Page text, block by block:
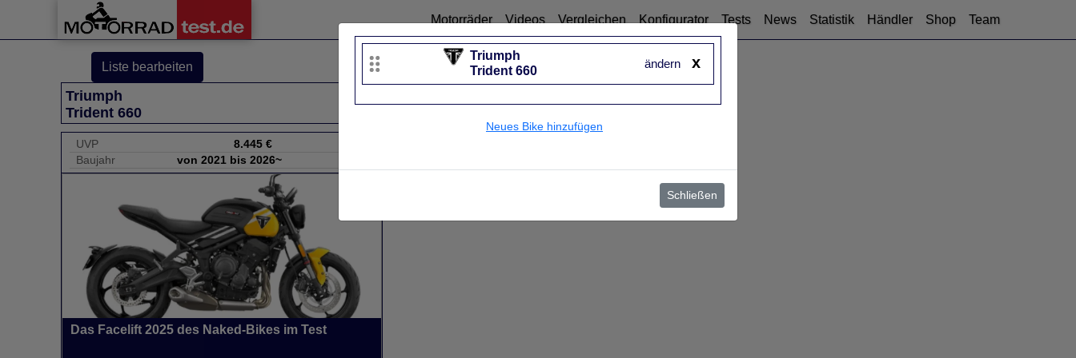
Motorräder Videos Vergleichen Konfigurator Tests News Statistik Händler Shop Team
Liste bearbeiten
Triumph
Trident 660
UVP
8.445 €
Baujahr
von 2021 bis 2026~
Das Facelift 2025 des Naked-Bikes im Test
x
Triumph
Trident 660
ändern
Neues Bike hinzufügen
Schließen